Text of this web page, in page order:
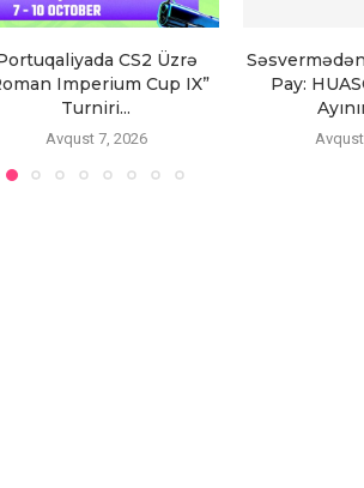
CS2 Üzrə
Imperium Cup IX”
Turniri...
Avqust 7, 2026
Pay: